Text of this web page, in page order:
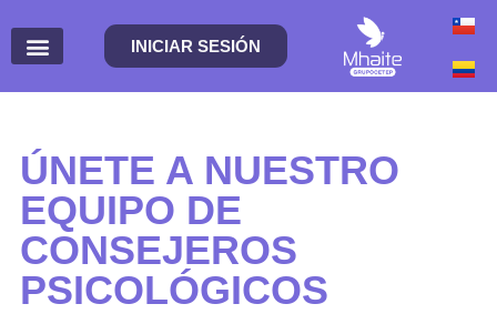
INICIAR SESIÓN
ÚNETE A NUESTRO
EQUIPO DE
CONSEJEROS
PSICOLÓGICOS